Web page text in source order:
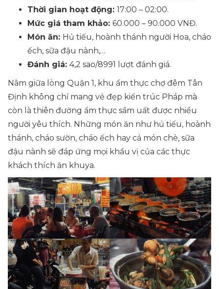
Thời gian hoạt động: 17:00 – 02:00.
Mức giá tham khảo: 60.000 – 90.000 VNĐ.
Món ăn: Hủ tiếu, hoành thánh người Hoa, cháo
ếch, sữa đậu nành,…
Đánh giá: 4,2 sao/8991 lượt đánh giá.
Nằm giữa lòng Quận 1, khu ẩm thực chợ đêm Tân
Định không chỉ mang vẻ đẹp kiến trúc Pháp mà
còn là thiên đường ẩm thực sầm uất được nhiều
người yêu thích. Những món ăn như hủ tiếu, hoành
thánh, cháo sườn, cháo ếch hay cả món chè, sữa
đậu nành sẽ đáp ứng mọi khẩu vị của các thực
khách thích ăn khuya.